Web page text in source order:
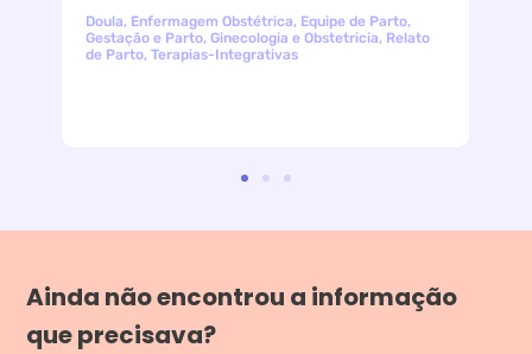
Doula, Enfermagem Obstétrica, Equipe de Parto,
Gestação e Parto,Ginecologia e Obstetricia, Relato
de Parto,Terapias-Integrativas
Ainda não encontrou a informação
que precisava?